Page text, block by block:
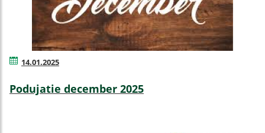
14.01.2025
Podujatie december 2025